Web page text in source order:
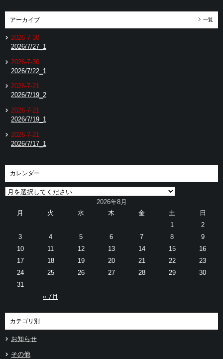
アーカイブ 一覧
2026-7-30
2026/7/27_1
2026-7-30
2026/7/22_1
2026-7-21
2026/7/19_2
2026-7-21
2026/7/19_1
2026-7-21
2026/7/17_1
カレンダー
2026年8月
月
火 水 木 金 土 日
« 7月
1
2
3
4 5 6 7 8
9
10
11 12 13 14 15
16
17
18 19 20 21 22
23
24
25 26 27 28 29
30
31
カテゴリ別
お知らせ
その他